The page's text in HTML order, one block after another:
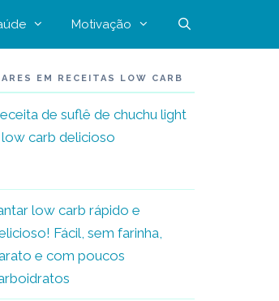
Motivação
EM RECEITAS LOW CARB
de suflê de chuchu light
carb delicioso
low carb rápido e
Fácil, sem farinha,
e com poucos